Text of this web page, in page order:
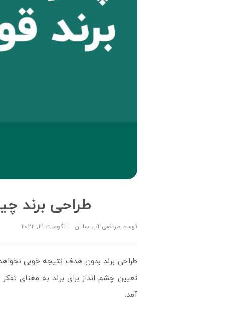
طراحی برند
توسط مرتضی آب سالان آگوست 21, 2022
طراحی برند بدون هدف نتیجه خوبی
تعیین چشم انداز برای برند به معنای
آمد.